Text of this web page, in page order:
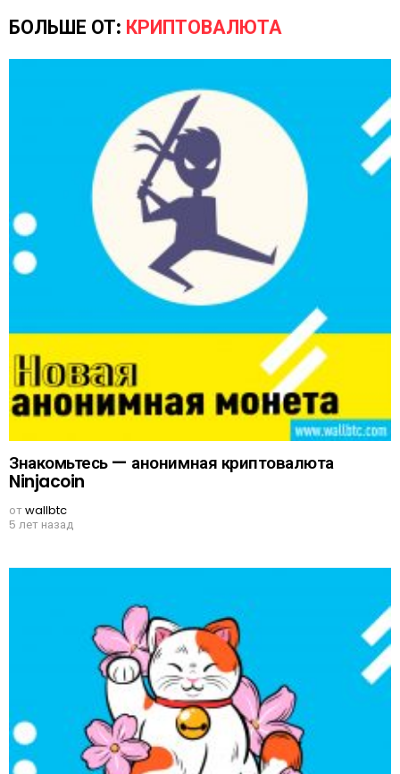
БОЛЬШЕ ОТ: КРИПТОВАЛЮТА
Знакомьтесь — анонимная криптовалюта
Ninjacoin
отwallbtc
5 лет назад